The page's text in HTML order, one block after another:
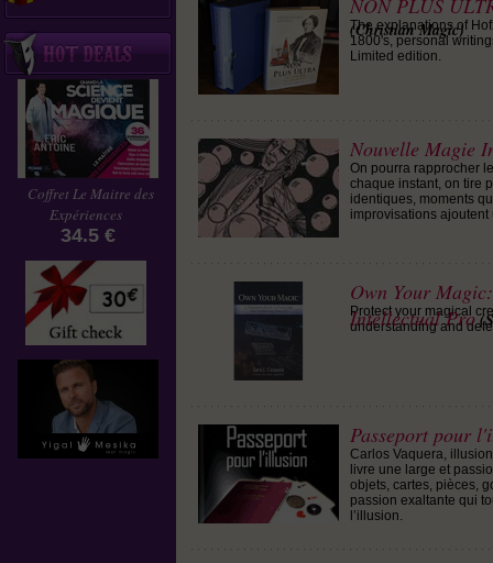
Coffret Le Maitre des
Expériences
34.5 €
NON PLUS
(Christian Magic)
The explanations of
1800's, personal
Limited edition.
Nouvelle Magie
On pourra rapprocher
chaque instant, on tire
identiques, moments
improvisations ajoutent
Own Your
Intellectual Pro
Protect your magical
understanding and
Passeport pour
Carlos Vaquera,
livre une large et
objets, cartes, pièces,
passion exaltante qui
l’illusion.